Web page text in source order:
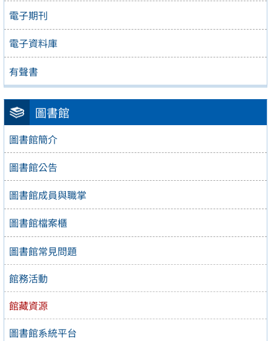
電子期刊
電子資料庫
有聲書
圖書館
圖書館簡介
圖書館公告
圖書館成員與職掌
圖書館檔案櫃
圖書館常見問題
館務活動
館藏資源
圖書館系統平台